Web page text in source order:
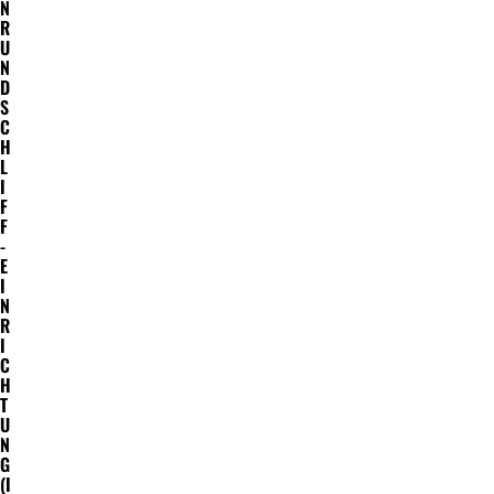
N
R
U
N
D
S
C
H
L
I
F
F
-
E
I
N
R
I
C
H
T
U
N
G
(I